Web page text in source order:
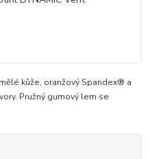
kůže, oranžový Spandex® a
Pružný gumový lem se